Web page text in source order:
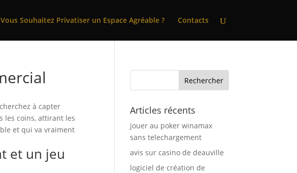
Vous Souhaitez Privatiser un Espace Agréable ? Contacts
à capter
les coins, attirant les
et qui va vraiment
et un jeu
Articles récents
jouer au poker winamax
sans telechargement
avis sur casino de deauville
logiciel de création de